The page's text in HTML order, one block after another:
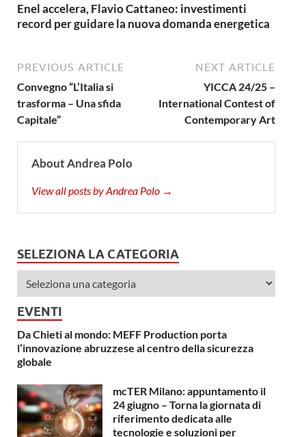
Enel accelera, Flavio Cattaneo: investimenti
record per guidare la nuova domanda energetica
PREVIOUS ARTICLE
Convegno “L’Italia si
trasforma – Una sfida
Capitale”
NEXT ARTICLE
YICCA 24/25 –
International Contest of
Contemporary Art
About Andrea Polo
View all posts by Andrea Polo →
SELEZIONA LA CATEGORIA
EVENTI
Da Chieti al mondo: MEFF Production porta
l’innovazione abruzzese al centro della sicurezza
globale
mcTER Milano: appuntamento il
24 giugno – Torna la giornata di
riferimento dedicata alle
tecnologie e soluzioni per